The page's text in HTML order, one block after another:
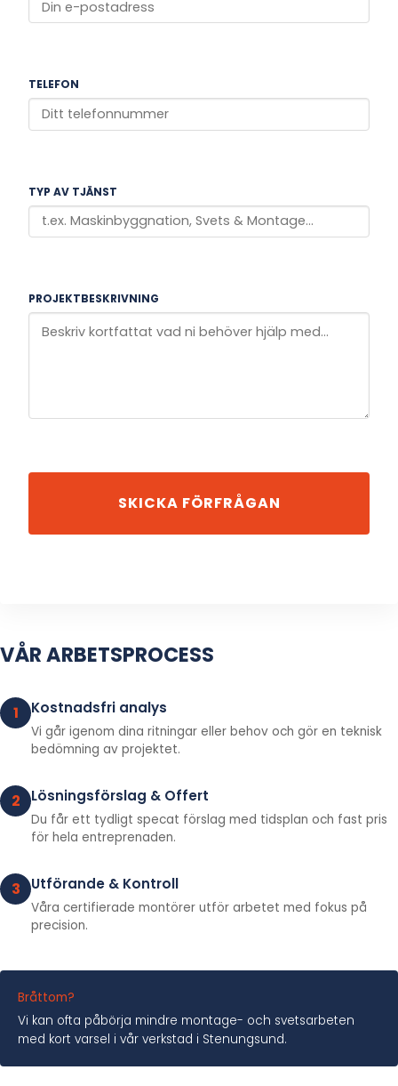
TELEFON
TYP AV TJÄNST
PROJEKTBESKRIVNING
VÅR ARBETSPROCESS
1 Kostnadsfri analys
Vi går igenom dina ritningar eller behov och gör en teknisk
bedömning av projektet.
2 Lösningsförslag & Offert
Du får ett tydligt specat förslag med tidsplan och fast pris
för hela entreprenaden.
3 Utförande & Kontroll
Våra certifierade montörer utför arbetet med fokus på
precision.
Bråttom?
Vi kan ofta påbörja mindre montage- och svetsarbeten
med kort varsel i vår verkstad i Stenungsund.